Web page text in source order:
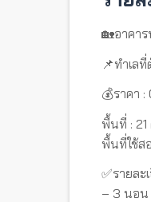
🏡อาคา
📌ทำเลที่
💰ราคา
พื้นที่ : 21
พื้นที่ใช้ส
✅รายละ
– 3 นอน